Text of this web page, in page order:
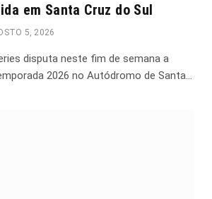
em Santa Cruz do Sul
5, 2026
disputa neste fim de semana a
2026 no Autódromo de Santa…